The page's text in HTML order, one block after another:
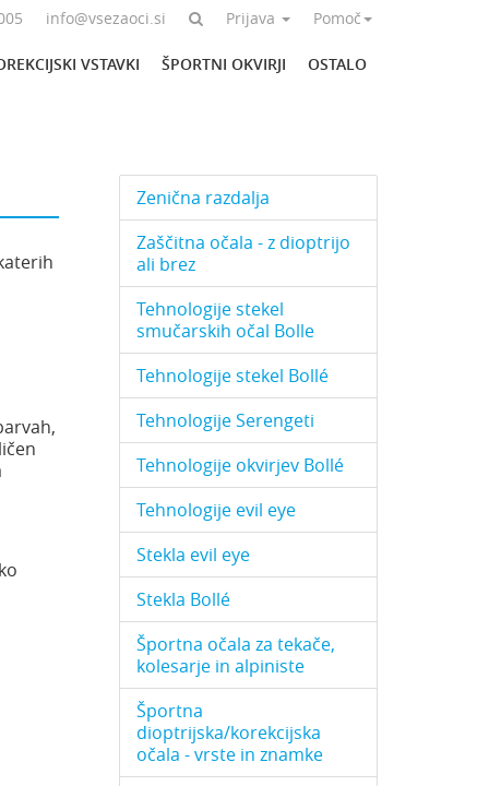
info@vsezaoci.si Prijava Pomoč
VSTAVKI ŠPORTNI OKVIRJI OSTALO
Zenična razdalja
Zaščitna očala - z dioptrijo
ali brez
Tehnologije stekel
smučarskih očal Bolle
Tehnologije stekel Bollé
Tehnologije Serengeti
Tehnologije okvirjev Bollé
Tehnologije evil eye
Stekla evil eye
Stekla Bollé
Športna očala za tekače,
kolesarje in alpiniste
Športna
dioptrijska/korekcijska
očala - vrste in znamke